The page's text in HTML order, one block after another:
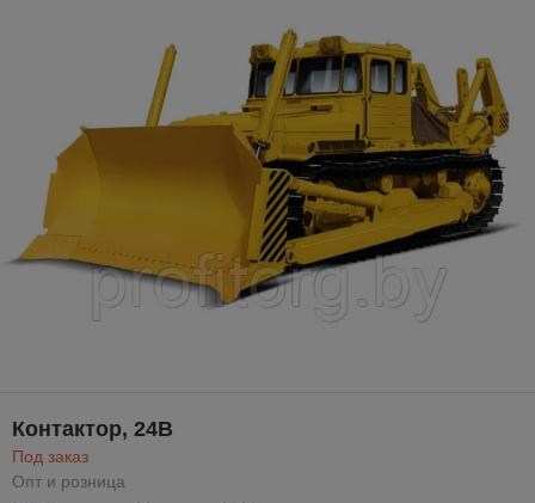
Контактор, 24В
Под заказ
Опт и розница